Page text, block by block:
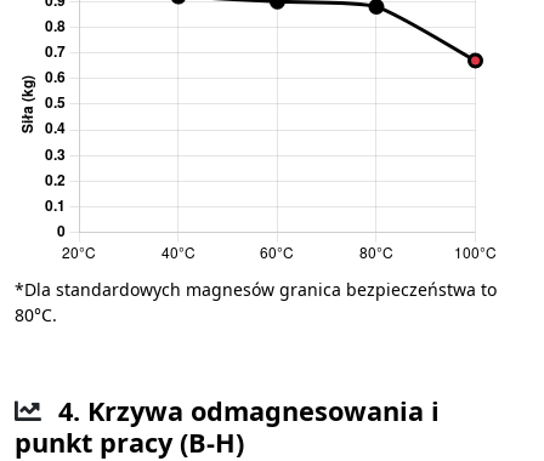
*Dla standardowych magnesów granica bezpieczeństwa to
80°C.
4. Krzywa odmagnesowania i
punkt pracy (B-H)